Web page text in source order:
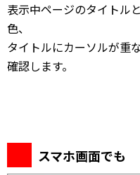
表示中ページのタイトル
色、
タイトルにカーソルが重
確認します。
スマホ画面でも